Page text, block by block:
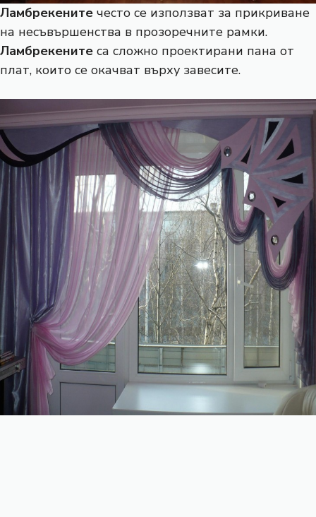
Ламбрекените често се използват за прикриване
на несъвършенства в прозоречните рамки.
Ламбрекените са сложно проектирани пана от
плат, които се окачват върху завесите.